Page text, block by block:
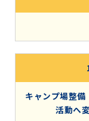
キャンプ場整
活動へ